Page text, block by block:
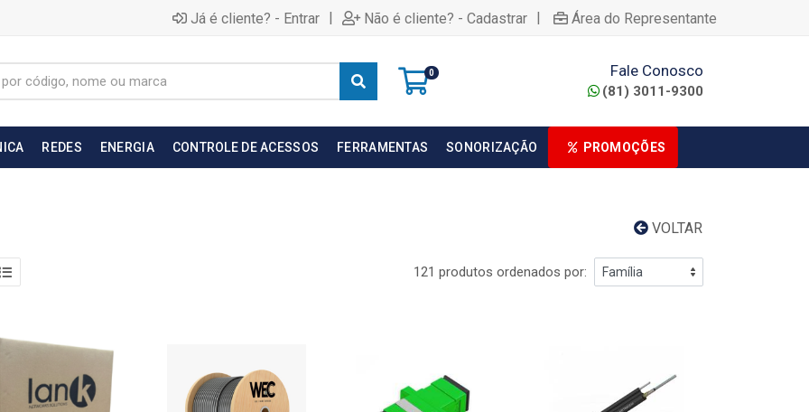
Já é cliente? - Entrar | Não é cliente? - Cadastrar | Área do Representante
0 Fale Conosco
(81) 3011-9300
REDES ENERGIA CONTROLE DE ACESSOS FERRAMENTAS SONORIZAÇÃO PROMOÇÕES
VOLTAR
121 produtos ordenados por: